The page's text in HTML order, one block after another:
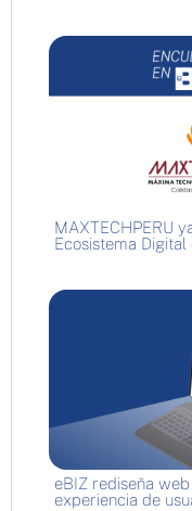
MAXTECHPERU
Ecosistema
eBIZ rediseña
experiencia de